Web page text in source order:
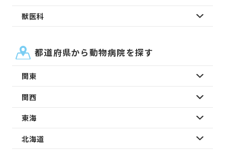
獣医科
都道府県から動物病院を探す
関東
関西
東海
北海道